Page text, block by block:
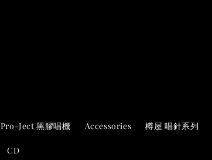
Pro-Ject 黑膠唱機 Accessories 樽屋 唱針系列
CD